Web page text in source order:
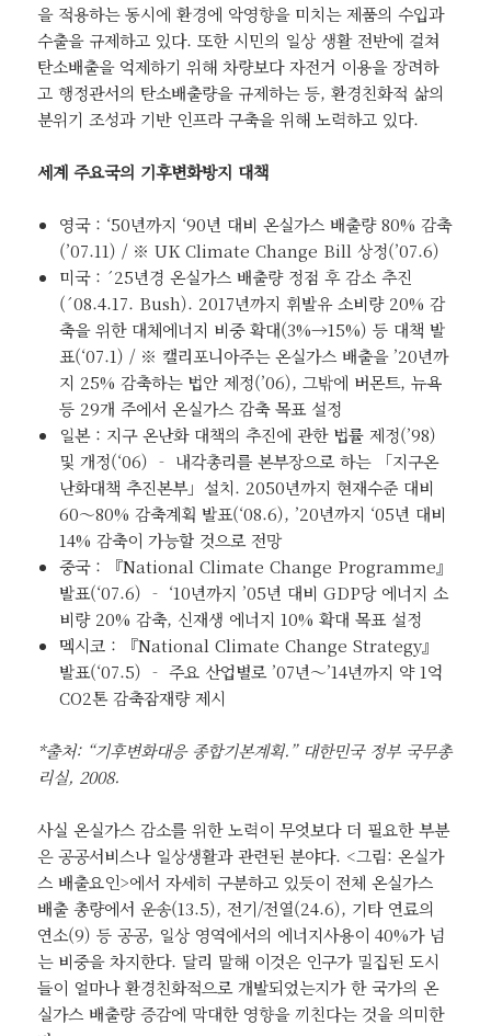
을 적용하는 동시에 환경에 악영향을 미치는 제품의 수입과
수출을 규제하고 있다. 또한 시민의 일상 생활 전반에 걸쳐
탄소배출을 억제하기 위해 차량보다 자전거 이용을 장려하
고 행정관서의 탄소배출량을 규제하는 등, 환경친화적 삶의
분위기 조성과 기반 인프라 구축을 위해 노력하고 있다.
세계 주요국의 기후변화방지 대책
영국 : ‘50년까지 ‘90년 대비 온실가스 배출량 80% 감축
(’07.11) / ※ UK Climate Change Bill 상정(’07.6)
미국 : ´25년경 온실가스 배출량 정점 후 감소 추진
(´08.4.17. Bush). 2017년까지 휘발유 소비량 20% 감
축을 위한 대체에너지 비중 확대(3%→15%) 등 대책 발
표(‘07.1) / ※ 캘리포니아주는 온실가스 배출을 ’20년까
지 25% 감축하는 법안 제정(’06), 그밖에 버몬트, 뉴욕
등 29개 주에서 온실가스 감축 목표 설정
일본 : 지구 온난화 대책의 추진에 관한 법률 제정(’98)
및 개정(‘06) ‐ 내각총리를 본부장으로 하는 「지구온
난화대책 추진본부」설치. 2050년까지 현재수준 대비
60～80% 감축계획 발표(‘08.6), ’20년까지 ‘05년 대비
14% 감축이 가능할 것으로 전망
중국 : 『National Climate Change Programme』
발표(‘07.6) ‐ ‘10년까지 ’05년 대비 GDP당 에너지 소
비량 20% 감축, 신재생 에너지 10% 확대 목표 설정
멕시코 : 『National Climate Change Strategy』
발표(‘07.5) ‐ 주요 산업별로 ’07년～’14년까지 약 1억
CO2톤 감축잠재량 제시
*출처: “기후변화대응 종합기본계획.” 대한민국 정부 국무총
리실, 2008.
사실 온실가스 감소를 위한 노력이 무엇보다 더 필요한 부분
은 공공서비스나 일상생활과 관련된 분야다. <그림: 온실가
스 배출요인>에서 자세히 구분하고 있듯이 전체 온실가스
배출 총량에서 운송(13.5), 전기/전열(24.6), 기타 연료의
연소(9) 등 공공, 일상 영역에서의 에너지사용이 40%가 넘
는 비중을 차지한다. 달리 말해 이것은 인구가 밀집된 도시
들이 얼마나 환경친화적으로 개발되었는지가 한 국가의 온
실가스 배출량 증감에 막대한 영향을 끼친다는 것을 의미한